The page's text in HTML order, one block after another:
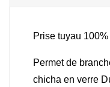
Prise tuyau
Permet de
chicha en verre